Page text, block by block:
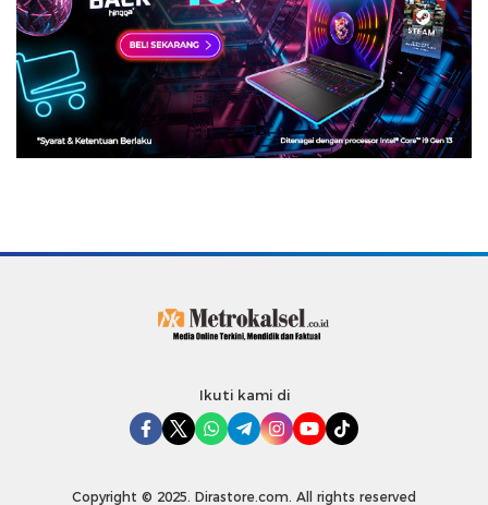
Ikuti kami di
Copyright © 2025. Dirastore.com. All rights reserved